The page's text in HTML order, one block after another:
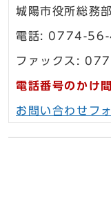
城陽市役所総務
電話: 0774-
ファックス:
電話番号のかけ
お問い合わせフ